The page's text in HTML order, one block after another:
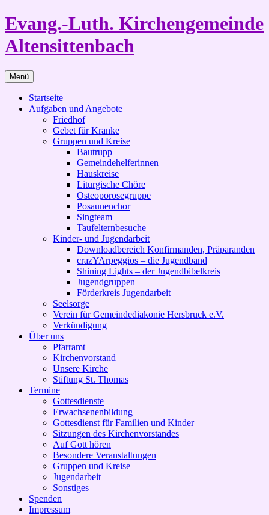
Zum
Inhalt
springen
Evang.-Luth. Kirchengemeinde
Altensittenbach
Menü
Startseite
Aufgaben und Angebote
Friedhof
Gebet für Kranke
Gruppen und Kreise
Bautrupp
Gemeindehelferinnen
Hauskreise
Liturgische Chöre
Osteoporosegruppe
Posaunenchor
Singteam
Taufelternbesuche
Kinder- und Jugendarbeit
Downloadbereich Konfirmanden, Präparanden
crazYArpeggios – die Jugendband
Shining Lights – der Jugendbibelkreis
Jugendgruppen
Förderkreis Jugendarbeit
Seelsorge
Verein für Gemeindediakonie Hersbruck e.V.
Verkündigung
Über uns
Pfarramt
Kirchenvorstand
Unsere Kirche
Stiftung St. Thomas
Termine
Gottesdienste
Erwachsenenbildung
Gottesdienst für Familien und Kinder
Sitzungen des Kirchenvorstandes
Auf Gott hören
Besondere Veranstaltungen
Gruppen und Kreise
Jugendarbeit
Sonstiges
Spenden
Impressum